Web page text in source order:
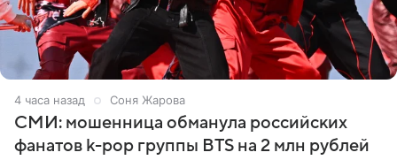
4 часа назад Соня Жарова
СМИ: мошенница обманула российских
фанатов k-pop группы BTS на 2 млн рублей